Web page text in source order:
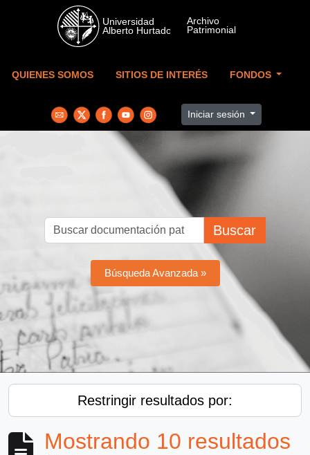
Skip to main content
QUIENES SOMOS SITIOS DE INTERÉS FONDOS
Iniciar sesión
Buscar
Búsqueda Avanzada »
Restringir resultados por:
Mostrando 10 resultados